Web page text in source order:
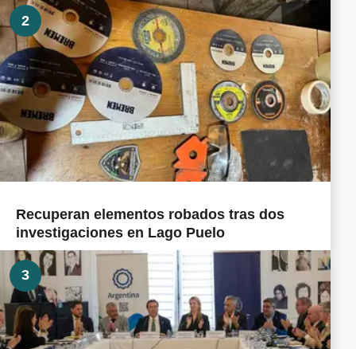
2
Recuperan elementos robados tras dos
investigaciones en Lago Puelo
3